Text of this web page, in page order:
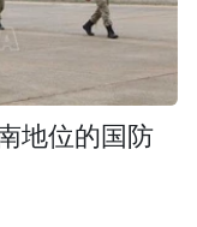
地位的国防